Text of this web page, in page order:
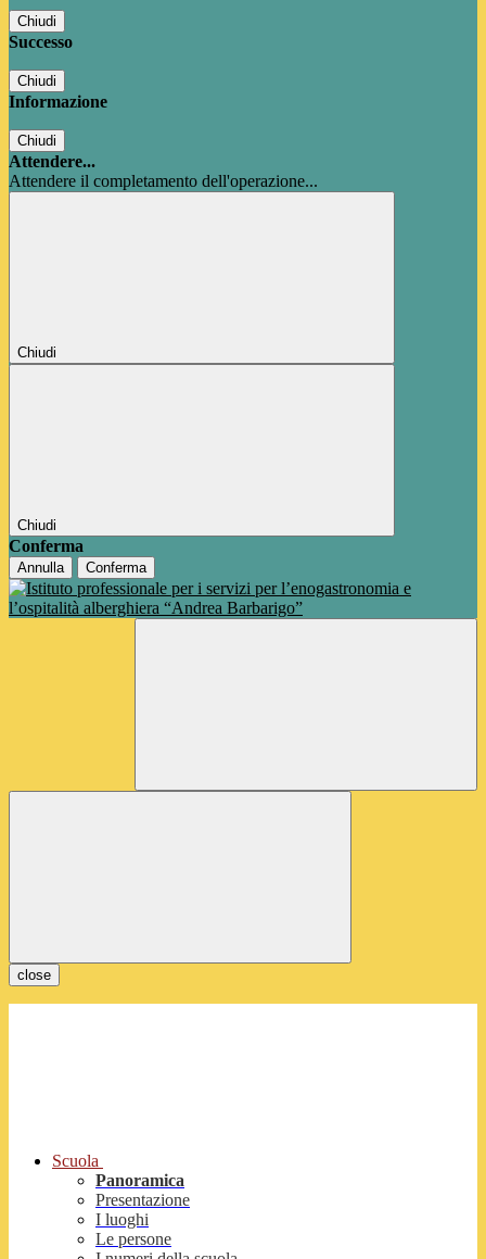
Chiudi
Successo
Chiudi
Informazione
Chiudi
Attendere...
Attendere il completamento dell'operazione...
Chiudi
Chiudi
Conferma
Annulla Conferma
close
Scuola
Panoramica
Presentazione
I luoghi
Le persone